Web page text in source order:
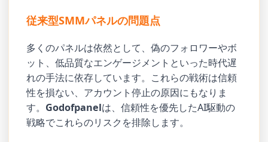
従来型SMMパネルの問題点
多くのパネルは依然として、偽のフォロワーやボ
ット、低品質なエンゲージメントといった時代遅
れの手法に依存しています。これらの戦術は信頼
性を損ない、アカウント停止の原因にもなりま
す。 Godofpanelは、信頼性を優先したAI駆動の
戦略でこれらのリスクを排除します。